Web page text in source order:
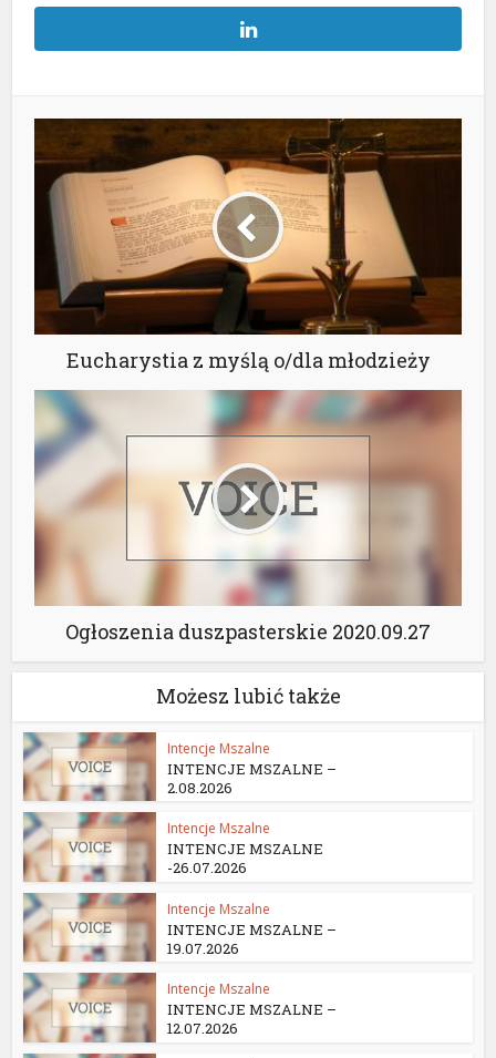
Eucharystia z myślą o/dla młodzieży
Ogłoszenia duszpasterskie 2020.09.27
Możesz lubić także
Intencje Mszalne
INTENCJE MSZALNE –
2.08.2026
Intencje Mszalne
INTENCJE MSZALNE
-26.07.2026
Intencje Mszalne
INTENCJE MSZALNE –
19.07.2026
Intencje Mszalne
INTENCJE MSZALNE –
12.07.2026